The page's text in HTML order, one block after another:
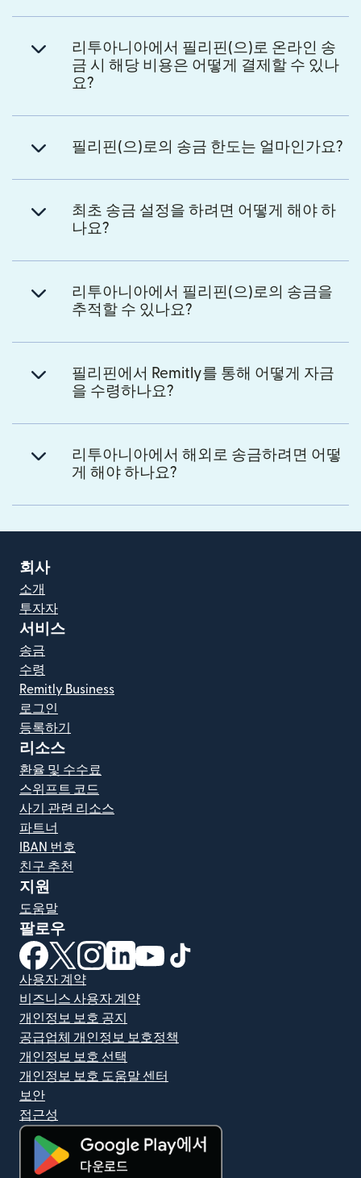
리투아니아에서 필리핀(으)로 온라인 송
금 시 해당 비용은 어떻게 결제할 수 있나
요?
필리핀(으)로의 송금 한도는 얼마인가요?
최초 송금 설정을 하려면 어떻게 해야 하
나요?
리투아니아에서 필리핀(으)로의 송금을
추적할 수 있나요?
필리핀에서 Remitly를 통해 어떻게 자금
을 수령하나요?
리투아니아에서 해외로 송금하려면 어떻
게 해야 하나요?
회사
소개
투자자
서비스
송금
수령
Remitly Business
로그인
등록하기
리소스
환율 및 수수료
스위프트 코드
사기 관련 리소스
파트너
IBAN 번호
친구 추천
지원
도움말
팔로우
(새 창에서 열림)
(새 창에서 열림)
(새 창에서 열림)
(새 창에서 열림)
(새 창에서 열림)
사용자 계약
비즈니스 사용자 계약
개인정보 보호 공지
공급업체 개인정보 보호정책
개인정보 보호 선택
개인정보 보호 도움말 센터
보안
접근성